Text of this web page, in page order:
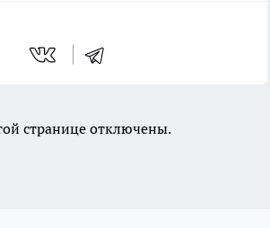
странице отключены.